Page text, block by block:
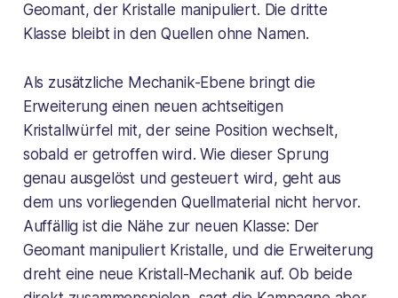
Geomant, der Kristalle manipuliert. Die dritte
Klasse bleibt in den Quellen ohne Namen.
Als zusätzliche Mechanik-Ebene bringt die
Erweiterung einen neuen achtseitigen
Kristallwürfel mit, der seine Position wechselt,
sobald er getroffen wird. Wie dieser Sprung
genau ausgelöst und gesteuert wird, geht aus
dem uns vorliegenden Quellmaterial nicht hervor.
Auffällig ist die Nähe zur neuen Klasse: Der
Geomant manipuliert Kristalle, und die Erweiterung
dreht eine neue Kristall-Mechanik auf. Ob beide